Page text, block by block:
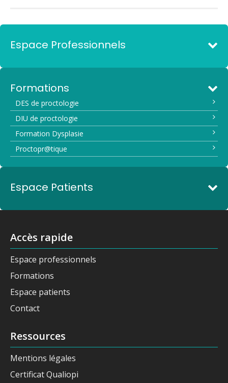
Espace Professionnels
Formations
DES de proctologie
DIU de proctologie
Formation Dysplasie
Proctopr@tique
Espace Patients
Accès rapide
Espace professionnels
Formations
Espace patients
Contact
Ressources
Mentions légales
Certificat Qualiopi